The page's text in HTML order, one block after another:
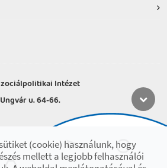
Intézet
u. 64-66.
16:00(cookie) használunk, hogy
mellett a legjobb felhasználói